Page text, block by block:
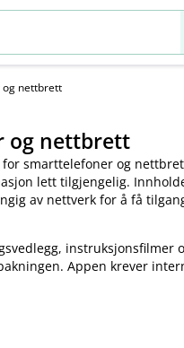
og nettbrett
og nettbrett
smarttelefoner og
lett tilgjengelig.
av nettverk for å få
instruksjonsfilmer
Appen krever